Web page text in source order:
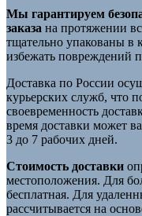
Мы гарантируем
заказа на протяжении
тщательно упакованы в
избежать повреждений
Доставка по России
курьерских служб, что
своевременность
время доставки может
3 до 7 рабочих дней.
Стоимость доставки
местоположения. Для
бесплатная. Для
рассчитывается на